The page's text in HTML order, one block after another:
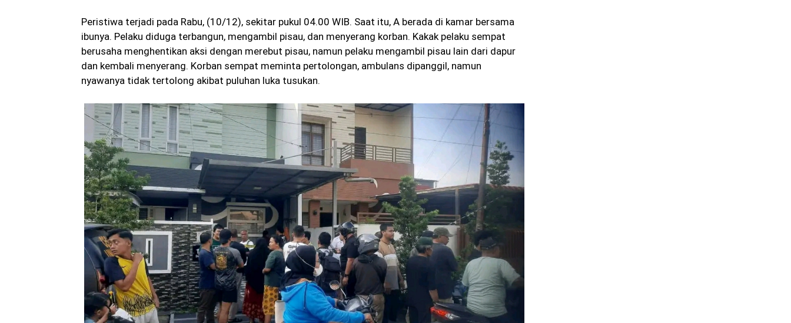
Peristiwa terjadi pada Rabu, (10/12), sekitar pukul 04.00 WIB. Saat itu, A berada di kamar bersama
ibunya. Pelaku diduga terbangun, mengambil pisau, dan menyerang korban. Kakak pelaku sempat
berusaha menghentikan aksi dengan merebut pisau, namun pelaku mengambil pisau lain dari dapur
dan kembali menyerang. Korban sempat meminta pertolongan, ambulans dipanggil, namun
nyawanya tidak tertolong akibat puluhan luka tusukan.